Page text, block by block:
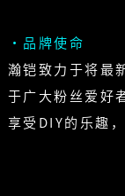
·品牌使命
瀚铠致力于将最
于广大粉丝爱好
享受DIY的乐趣